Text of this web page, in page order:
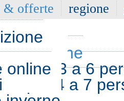
& offerte
4 persone
per 3 a 6
per 4 a 7
regione
online